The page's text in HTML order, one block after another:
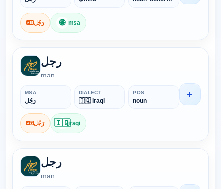
رَجُل 🌐 msa
رجل
man
MSA
رَجُل
DIALECT
🇮🇶 iraqi
POS
noun
رَجُل 🇮🇶iraqi
+
رجل
man